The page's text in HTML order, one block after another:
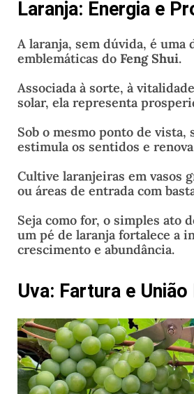
Laranja: Energia e
A laranja, sem dúvida, é uma
emblemáticas do Feng Shui.
Associada à sorte, à
solar, ela representa
Sob o mesmo ponto de vista,
estimula os sentidos e
Cultive laranjeiras em vasos
ou áreas de entrada com
Seja como for, o simples ato
um pé de laranja fortalece a
crescimento e abundância.
Uva: Fartura e União